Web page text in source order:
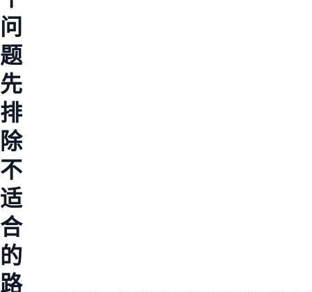
问
题
先
排
除
不
适
合
的
路